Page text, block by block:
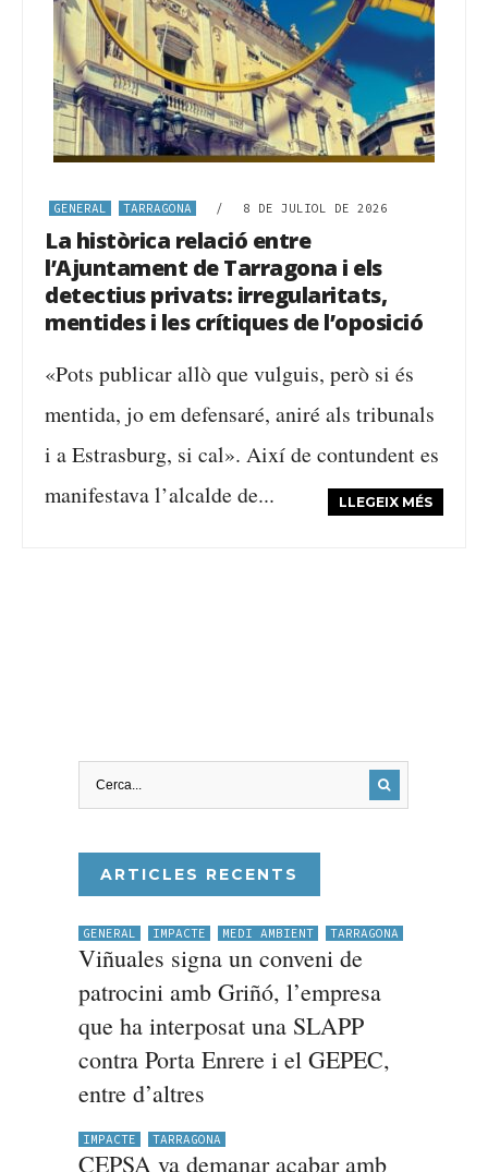
GENERAL TARRAGONA / 8 DE JULIOL DE 2026
La històrica relació entre
l’Ajuntament de Tarragona i els
detectius privats: irregularitats,
mentides i les crítiques de l’oposició
«Pots publicar allò que vulguis, però si és
mentida, jo em defensaré, aniré als tribunals
i a Estrasburg, si cal». Així de contundent es
manifestava l’alcalde de...
LLEGEIX MÉS
ARTICLES RECENTS
GENERAL IMPACTE MEDI AMBIENT TARRAGONA
Viñuales signa un conveni de
patrocini amb Griñó, l’empresa
que ha interposat una SLAPP
contra Porta Enrere i el GEPEC,
entre d’altres
IMPACTE TARRAGONA
CEPSA va demanar acabar amb